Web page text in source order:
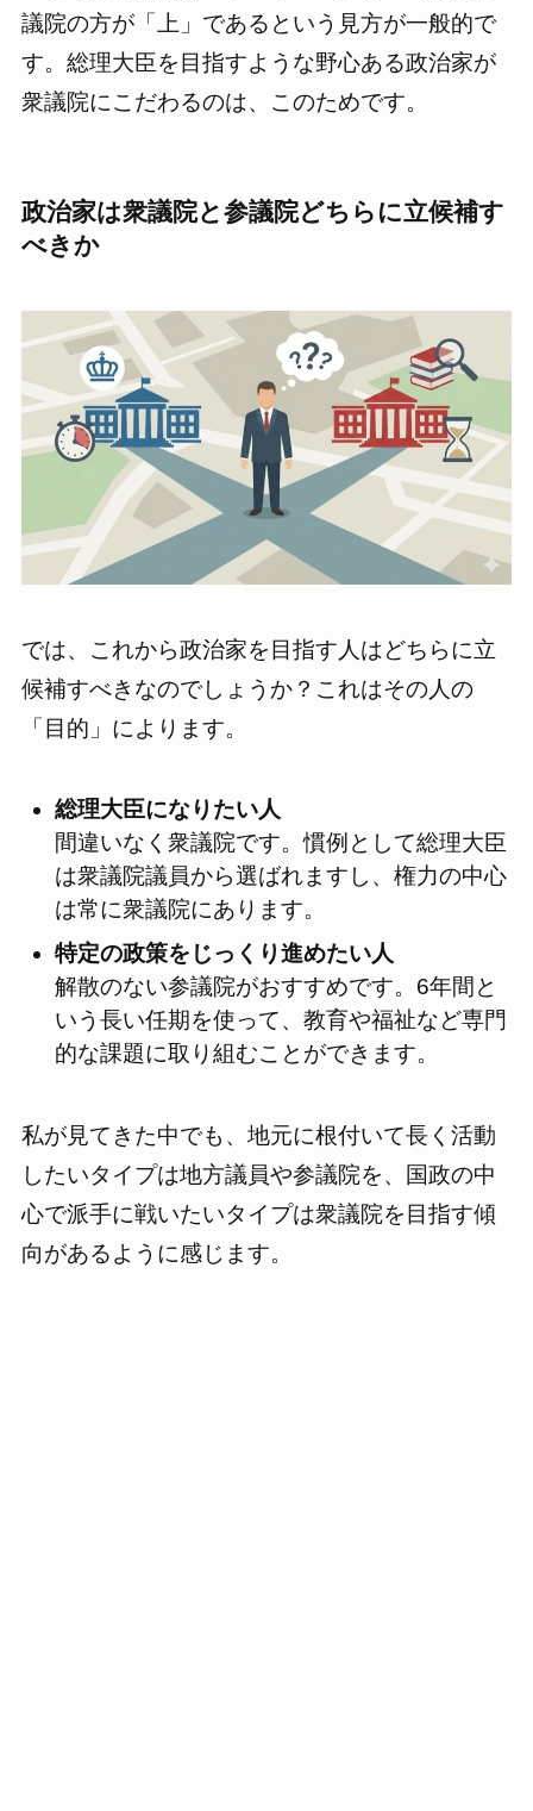
議院の方が「上」であるという見方が一般的で
す。総理大臣を目指すような野心ある政治家が
衆議院にこだわるのは、このためです。
政治家は衆議院と参議院どちらに立候補す
べきか
では、これから政治家を目指す人はどちらに立
候補すべきなのでしょうか？これはその人の
「目的」によります。
総理大臣になりたい人
間違いなく衆議院です。慣例として総理大臣
は衆議院議員から選ばれますし、権力の中心
は常に衆議院にあります。
特定の政策をじっくり進めたい人
解散のない参議院がおすすめです。6年間と
いう長い任期を使って、教育や福祉など専門
的な課題に取り組むことができます。
私が見てきた中でも、地元に根付いて長く活動
したいタイプは地方議員や参議院を、国政の中
心で派手に戦いたいタイプは衆議院を目指す傾
向があるように感じます。